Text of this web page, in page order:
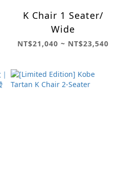
K Chair 1 Seater/
Wide
NT$21,040 ~ NT$23,540